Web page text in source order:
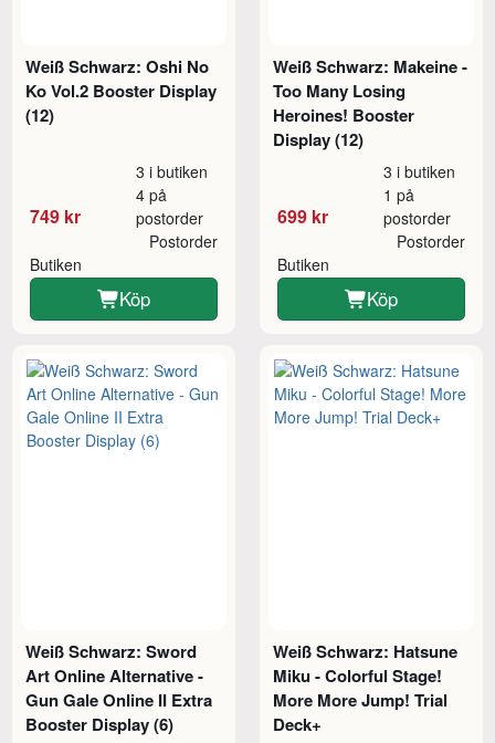
Weiß Schwarz: Oshi No
Ko Vol.2 Booster Display
(12)
749 kr
3 i butiken
4 på
postorder
Butiken
Postorder
Köp
Weiß Schwarz: Makeine -
Too Many Losing
Heroines! Booster
Display (12)
699 kr
3 i butiken
1 på
postorder
Butiken
Postorder
Köp
Weiß Schwarz: Sword
Art Online Alternative -
Gun Gale Online II Extra
Booster Display (6)
Weiß Schwarz: Hatsune
Miku - Colorful Stage!
More More Jump! Trial
Deck+